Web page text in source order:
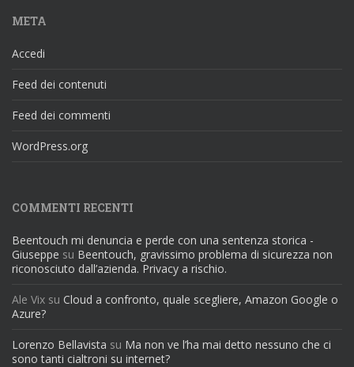
META
Accedi
Feed dei contenuti
Feed dei commenti
WordPress.org
COMMENTI RECENTI
Beentouch mi denuncia e perde con una sentenza storica -
Giuseppe su Beentouch, gravissimo problema di sicurezza non
riconosciuto dall’azienda. Privacy a rischio.
Ale Vix su Cloud a confronto, quale scegliere, Amazon Google o
Azure?
Lorenzo Bellavista su Ma non ve l’ha mai detto nessuno che ci
sono tanti cialtroni su internet?